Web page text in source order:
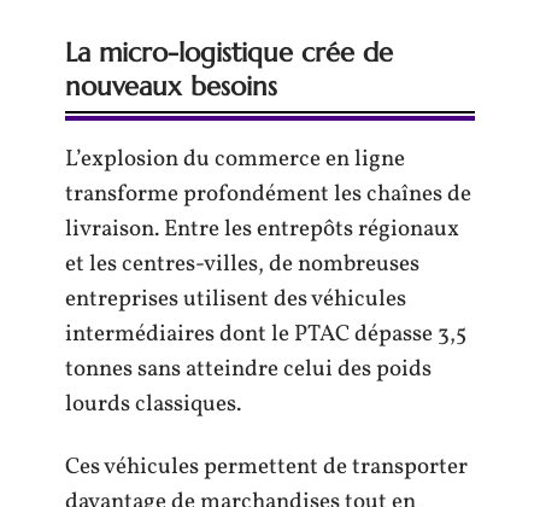
La micro-logistique crée de
nouveaux besoins
L’explosion du commerce en ligne
transforme profondément les chaînes de
livraison. Entre les entrepôts régionaux
et les centres-villes, de nombreuses
entreprises utilisent des véhicules
intermédiaires dont le PTAC dépasse 3,5
tonnes sans atteindre celui des poids
lourds classiques.
Ces véhicules permettent de transporter